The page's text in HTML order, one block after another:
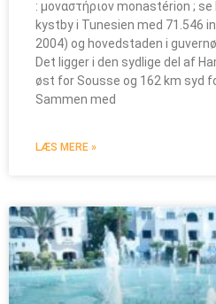
: μοναστήριον monastérion ;
kystby i Tunesien med 71.546
2004) og hovedstaden i
Det ligger i den sydlige del af
øst for Sousse og 162 km syd
Sammen med
LÆS MERE »